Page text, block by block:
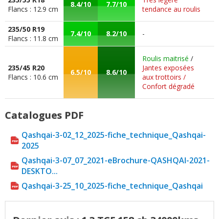
Flancs : 12.9 cm
8.4/10 7.7/10
tendance au roulis
235/50 R19
Flancs : 11.8 cm
7.4/10 8.2/10 -
235/45 R20
Flancs : 10.6 cm
6.5/10 8.6/10
Roulis maitrisé /
Jantes exposées
aux trottoirs /
Confort dégradé
Catalogues PDF
Qashqai-3-02_12_2025-fiche_technique_Qashqai-
2025
Qashqai-3-07_07_2021-eBrochure-QASHQAI-2021-
DESKTO...
Qashqai-3-25_10_2025-fiche_technique_Qashqai